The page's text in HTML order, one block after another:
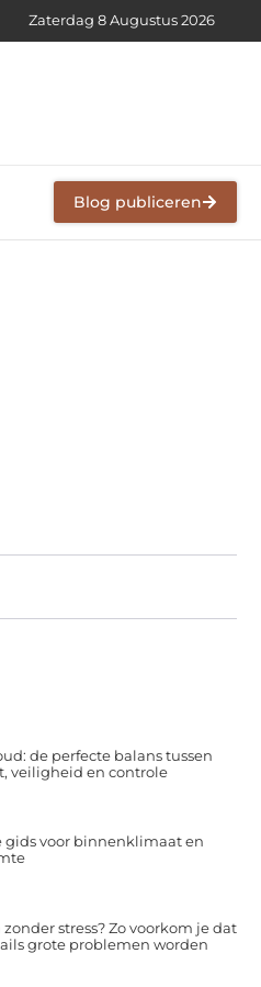
Zaterdag 8 Augustus 2026
Blog publiceren
de perfecte balans tussen
veiligheid en controle
gids voor binnenklimaat en
stress? Zo voorkom je dat
grote problemen worden